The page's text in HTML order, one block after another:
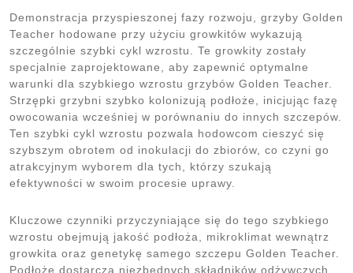
Demonstracja przyspieszonej fazy rozwoju, grzyby Golden
Teacher hodowane przy użyciu growkitów wykazują
szczególnie szybki cykl wzrostu. Te growkity zostały
specjalnie zaprojektowane, aby zapewnić optymalne
warunki dla szybkiego wzrostu grzybów Golden Teacher.
Strzępki grzybni szybko kolonizują podłoże, inicjując fazę
owocowania wcześniej w porównaniu do innych szczepów.
Ten szybki cykl wzrostu pozwala hodowcom cieszyć się
szybszym obrotem od inokulacji do zbiorów, co czyni go
atrakcyjnym wyborem dla tych, którzy szukają
efektywności w swoim procesie uprawy.
Kluczowe czynniki przyczyniające się do tego szybkiego
wzrostu obejmują jakość podłoża, mikroklimat wewnątrz
growkita oraz genetykę samego szczepu Golden Teacher.
Podłoże dostarcza niezbędnych składników odżywczych,